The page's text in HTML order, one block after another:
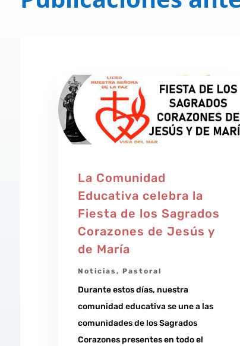
La Comunidad
Educativa celebra la
Fiesta de los Sagrados
Corazones de Jesús y
de María
Noticias, Pastoral
Durante estos días, nuestra
comunidad educativa se une a las
comunidades de los Sagrados
Corazones presentes en todo el